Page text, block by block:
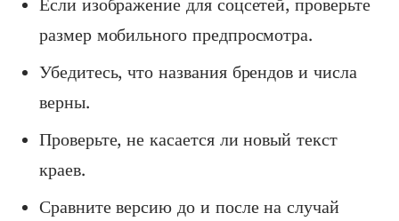
размер мобильного предпросмотра.
Убедитесь, что названия брендов и числа
верны.
Проверьте, не касается ли новый текст
краев.
Сравните версию до и после на случай